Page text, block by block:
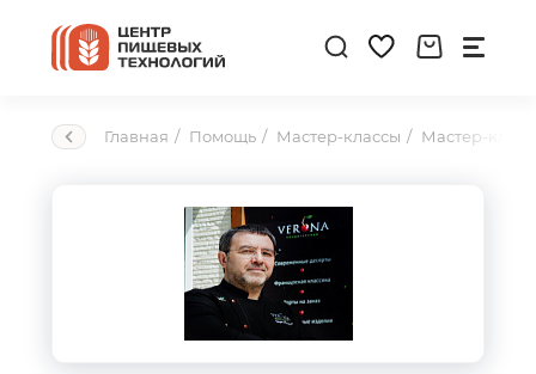
Главная Помощь Мастер-классы Мастер-